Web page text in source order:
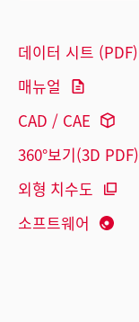
데이터 시트 (PDF)
매뉴얼
CAD / CAE
360°보기(3D PDF)
외형 치수도
소프트웨어